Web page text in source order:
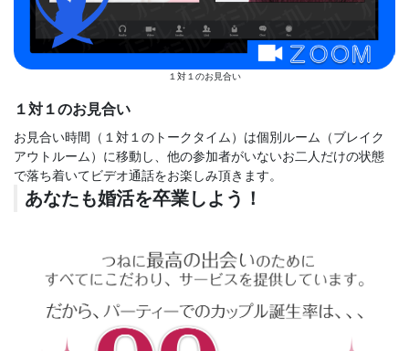
１対１のお見合い
１対１のお見合い
お見合い時間（１対１のトークタイム）は個別ルーム（ブレイク
アウトルーム）に移動し、他の参加者がいないお二人だけの状態
で落ち着いてビデオ通話をお楽しみ頂きます。
あなたも婚活を卒業しよう！